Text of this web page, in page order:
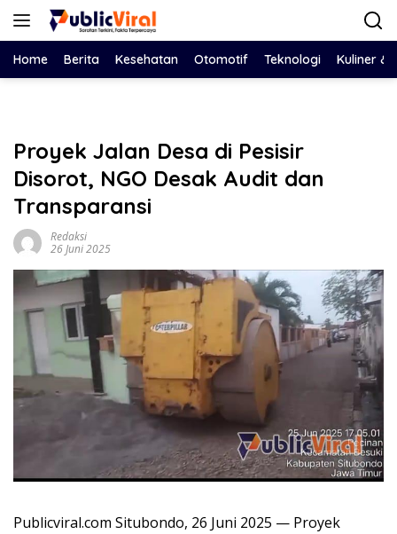
Langsung
Home Berita Kesehatan Otomotif Teknologi Kuliner &
Proyek Jalan Desa di Pesisir
Disorot, NGO Desak Audit dan
Transparansi
Redaksi
26 Juni 2025
Publicviral.com Situbondo, 26 Juni 2025 — Proyek